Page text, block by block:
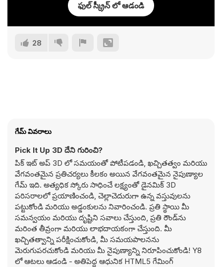
ఫుల్ స్క్రీన్ లో ఆడండి
28
గేమ్ వివరాలు
Pick It Up 3D దేని గురించి?
పిక్ ఇట్ అప్ 3D లో సమయంతో పోటీపడండి, ఖచ్చితత్వం మరియు
వేగవంతమైన ప్రతిచర్యలు కీలకం అయిన వేగవంతమైన నైపుణ్యాల
గేమ్ ఇది. అత్యధిక స్కోరు సాధించే లక్ష్యంతో డైనమిక్ 3D
పరిసరాలలో ప్రయాణించండి, చెల్లాచెదురుగా ఉన్న వస్తువులను
పట్టుకోండి మరియు అడ్డంకులను నివారించండి. ప్రతి స్థాయి మీ
సమన్వయం మరియు దృష్టిని సవాలు చేస్తుంది, ప్రతి రౌండ్‌ను
మరింత తీవ్రంగా మరియు లాభదాయకంగా చేస్తుంది. మీ
ఖచ్చితత్వాన్ని పరీక్షించుకోండి, మీ సమయపాలనను
మెరుగుపరచుకోండి మరియు మీ నైపుణ్యాన్ని నిరూపించుకోండి! Y8
లో ఆటలు ఆడండి - అతిపెద్ద ఆధునిక HTML5 గేమింగ్